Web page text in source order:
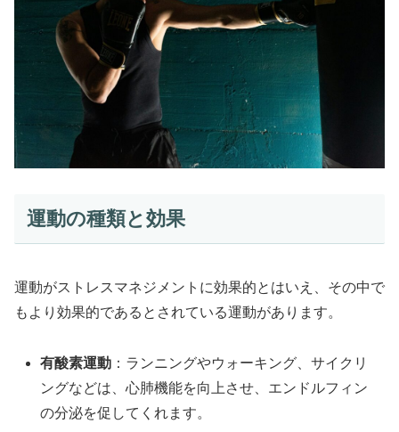
運動の種類と効果
運動がストレスマネジメントに効果的とはいえ、その中で
もより効果的であるとされている運動があります。
有酸素運動 ：ランニングやウォーキング、サイクリ
ングなどは、心肺機能を向上させ、エンドルフィン
の分泌を促してくれます。